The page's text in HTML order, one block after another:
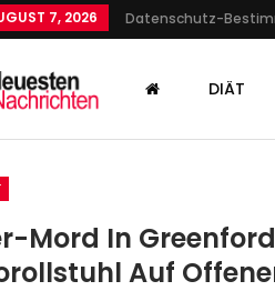
7, 2026 Datenschutz-
DIÄT
Mord In
Auf